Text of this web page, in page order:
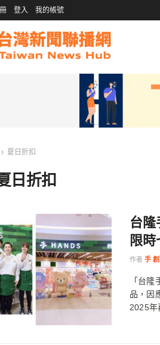
登入 我的帳號
夏日折扣
日折扣
台
限時
作者 手
「台
品，因
2025年